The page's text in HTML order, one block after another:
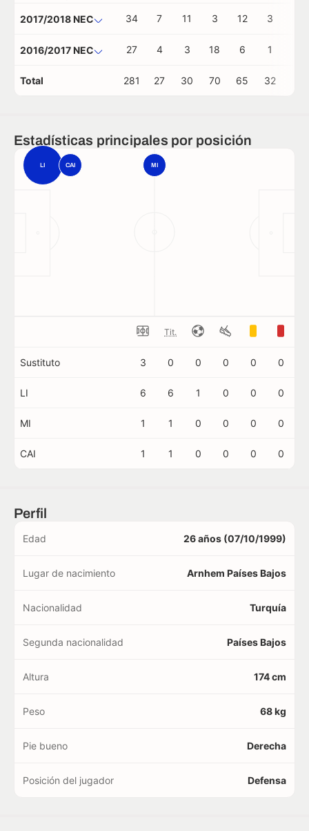
2017/2018 NEC 34 7 11 3 12 3
2016/2017 NEC 27 4 3 18 6 1
Total 281 27 30 70 65 32
Estadísticas principales por posición
LI MI
CAI
Tit.
Sustituto 3 0 0 0 0 0
LI 6 6 1 0 0 0
MI 1 1 0 0 0 0
CAI 1 1 0 0 0 0
Perfil
Edad 26 años (07/10/1999)
Lugar de nacimiento Arnhem Países Bajos
Nacionalidad Turquía
Segunda nacionalidad Países Bajos
Altura 174 cm
Peso 68 kg
Pie bueno Derecha
Posición del jugador Defensa